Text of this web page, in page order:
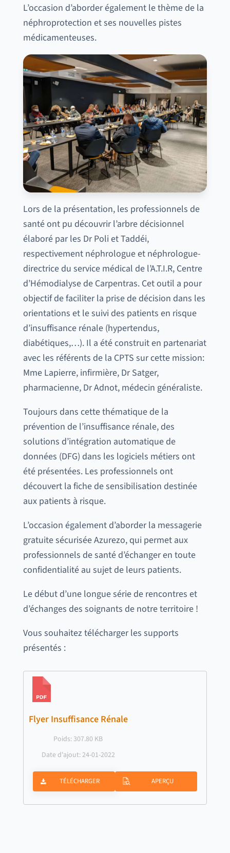
L’occasion d’aborder également le thème de la
néphroprotection et ses nouvelles pistes
médicamenteuses.
Lors de la présentation, les professionnels de
santé ont pu découvrir l’arbre décisionnel
élaboré par les Dr Poli et Taddéi,
respectivement néphrologue et néphrologue-
directrice du service médical de l’A.T.I.R, Centre
d’Hémodialyse de Carpentras. Cet outil a pour
objectif de faciliter la prise de décision dans les
orientations et le suivi des patients en risque
d’insuffisance rénale (hypertendus,
diabétiques,…). Il a été construit en partenariat
avec les référents de la CPTS sur cette mission:
Mme Lapierre, infirmière, Dr Satger,
pharmacienne, Dr Adnot, médecin généraliste.
Toujours dans cette thématique de la
prévention de l’insuffisance rénale, des
solutions d’intégration automatique de
données (DFG) dans les logiciels métiers ont
été présentées. Les professionnels ont
découvert la fiche de sensibilisation destinée
aux patients à risque.
L’occasion également d’aborder la messagerie
gratuite sécurisée Azurezo, qui permet aux
professionnels de santé d’échanger en toute
confidentialité au sujet de leurs patients.
Le début d’une longue série de rencontres et
d’échanges des soignants de notre territoire !
Vous souhaitez télécharger les supports
présentés :
Flyer Insuffisance Rénale
Poids: 307.80 KB
Date d'ajout: 24-01-2022
TÉLÉCHARGER APERÇU